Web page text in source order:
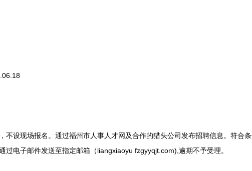
设现场报名。通过福州市人事人才网及合作的猎头公司发布招聘信息。符合条
过电子邮件发送至指定邮箱（liangxiaoyu fzgyyqjt.com),逾期不予受理。